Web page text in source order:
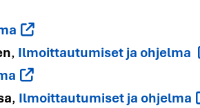
, Ilmoittautumiset ja ohjelma
, Ilmoittautumiset ja ohjelma